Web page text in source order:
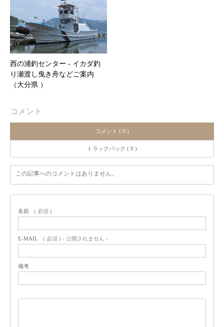
西の浦釣センター ‐ イカダ釣
り瀬渡し曳き舟などご案内
（大分県 ）
コメント
コメント ( 0 )
トラックバック ( 0 )
この記事へのコメントはありません。
名前 ( 必須 )
E-MAIL ( 必須 ) - 公開されません -
備考